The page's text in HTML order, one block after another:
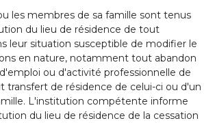
les membres de sa famille sont tenus
du lieu de résidence de tout
leur situation susceptible de modifier le
en nature, notamment tout abandon
ou d'activité professionnelle de
transfert de résidence de celui-ci ou d'un
L'institution compétente informe
du lieu de résidence de la cessation